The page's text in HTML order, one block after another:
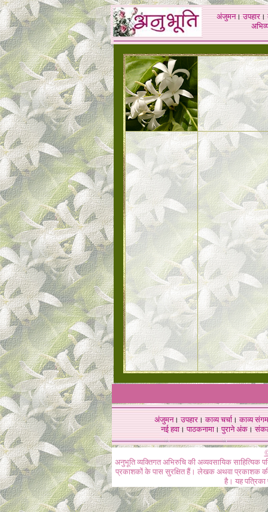
अंजुमन।उपहार।
अंजुमन।उपहार।काव्य चर्चा।काव्य संगम
नई हवा। पाठकनामा। पुराने अंक।
अनुभूति व्यक्तिगत अभिरुचि की अव्यवसायिक
प्रकाशकों के पास सुरक्षित हैं। लेखक अथवा प्रकाशक की
है। यह पत्रिका